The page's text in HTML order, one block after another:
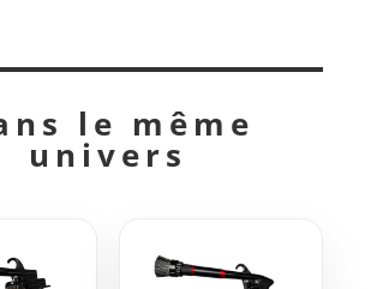
le même
univers